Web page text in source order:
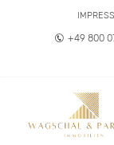
+49 800